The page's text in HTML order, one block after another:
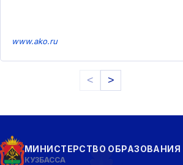
www.ako.ru
< >
МИНИСТЕРСТВО ОБРАЗОВАНИЯ
КУЗБАССА